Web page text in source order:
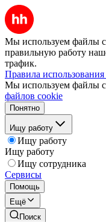
Мы используем файлы
правильную работу
трафик.
Правила
Мы используем файлы
файлов cookie
Понятно
Ищу работу
Ищу работу
Ищу работу
Ищу сотрудника
Сервисы
Помощь
Ещё
Поиск